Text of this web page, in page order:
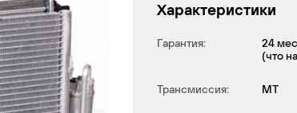
Характеристики
Гарантия:
24
(что
Трансмиссия: MT